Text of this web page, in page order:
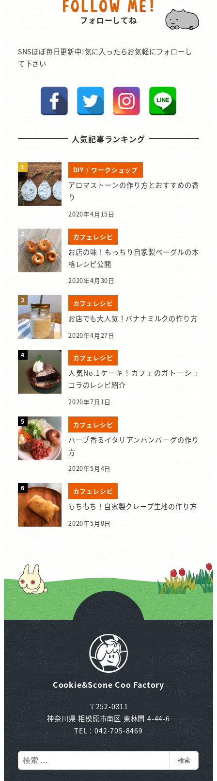
フォローしてね
SNSほぼ毎日更新中!気に入ったらお気軽にフォローし
て下さい
人気記事ランキング
DIY / ワークショップ
アロマストーンの作り方とおすすめの香
り
2020年4月15日
カフェレシピ
お店の味！もっちり自家製ベーグルの本
格レシピ公開
2020年4月30日
カフェレシピ
お店でも大人気！バナナミルクの作り方
2020年4月27日
カフェレシピ
人気No.1ケーキ！カフェのガトーショ
コラのレシピ紹介
2020年7月1日
カフェレシピ
ハーブ香るイタリアンハンバーグの作り
方
2020年5月4日
カフェレシピ
もちもち！自家製クレープ生地の作り方
2020年5月8日
Cookie&Scone Coo Factory
〒252-0311
神奈川県 相模原市南区 東林間 4-44-6
TEL：042-705-8469
検
索
検索